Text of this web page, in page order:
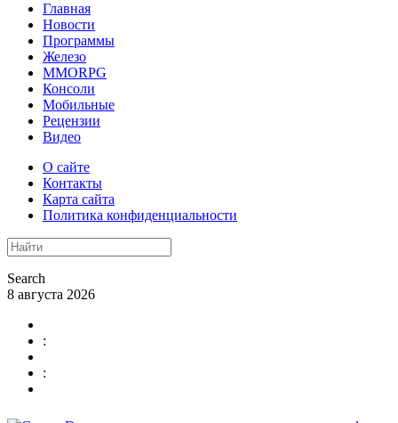
Главная
Новости
Программы
Железо
MMORPG
Консоли
Мобильные
Рецензии
Видео
О сайте
Контакты
Карта сайта
Политика конфиденциальности
Search
8 августа 2026
:
: